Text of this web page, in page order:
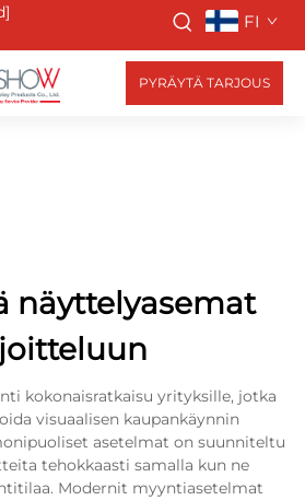
FI
PYRÄYTÄ TARJOUS
näyttelyasemat
kokonaisratkaisu yrityksille, jotka
visuaalisen kaupankäynnin
asetelmat on suunniteltu
tehokkaasti samalla kun ne
Modernit myyntiasetelmat